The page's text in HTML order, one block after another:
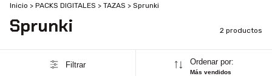
Inicio > PACKS DIGITALES > TAZAS > Sprunki
Sprunki 2 productos
Filtrar Ordenar por:
Más vendidos